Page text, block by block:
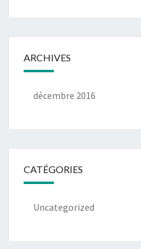
ARCHIVES
décembre 2016
CATÉGORIES
Uncategorized